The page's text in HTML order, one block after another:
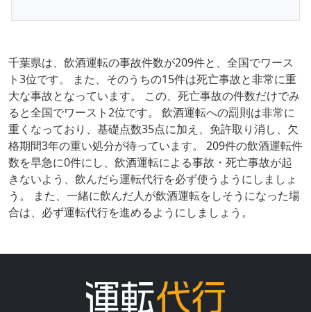
千葉県は、飲酒運転の事故件数が209件と、全国でワース
ト3位です。 また、そのうちの15件は死亡事故と非常に重
大な事故となっています。 この、死亡事故の件数だけでみ
ると全国でワースト2位です。 飲酒運転への罰則は非常に
重くなっており、基礎点数35点に加え、免許取り消し、欠
格期間3年の重い処分が待っています。 209件の飲酒運転件
数を早急に0件にし、飲酒運転による事故・死亡事故が起
きないよう、飲んだら運転代行を必ず使うようにしましょ
う。 また、一緒に飲んだ人が飲酒運転をしそうになった場
合は、必ず運転代行を進めるようにしましょう。